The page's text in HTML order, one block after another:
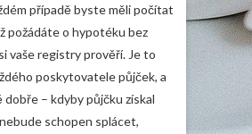
případě byste měli počítat
požádáte o hypotéku bez
vaše registry prověří. Je to
poskytovatele půjček, a
dobře – kdyby půjčku získal
schopen splácet,